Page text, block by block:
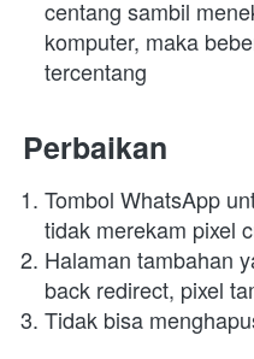
centang sambil
komputer, maka
tercentang
Perbaikan
Tombol WhatsApp
tidak merekam pixel
Halaman tambahan
back redirect, pixel
Tidak bisa